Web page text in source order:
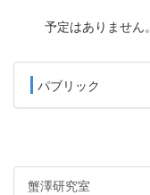
予定はありません。
パブリック
蟹澤研究室